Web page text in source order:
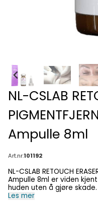
NL-CSLAB
Ampulle 8ml
Art.nr:101192
NL-CSLAB RETOUCH
Ampulle 8ml er viden
huden uten å gjøre
eller til å gjøre enkle
Les mer